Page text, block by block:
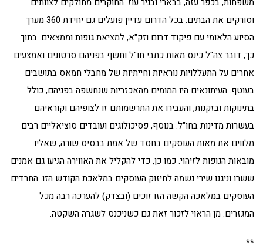
וסורקים את הבתים. בכל הדרום עדיין פועלים גם יחידת 360 מערך
הסיוע הלאומי עם פיקוד דרום וזק"א, למציאת גופות וממצאים. בתוך
כך, דובר צה"ל כינס מאות כתבי חו"ל וחשף בפניהם סרטונים ואמצעים
אחרים על התעללויות נוראיות וחייתיות של מחבלי חמאס בתושבים
בעוטף. העיתונאים היו המומים מהאכזריות שנחשפה בפניהם, כולל
בתינוקות ובזקנות, והעבירו את התרשמותם זו לצופיהם וקוראיהם
בעשרות מדינות בחו"ל. בנוסף, פסיכולוגים ועובדים סוציאליים רבים
מלווים את מאות העוסקים בחסד של אמת בבסיס שורה, שאליו
מובאות הגופות לזיהוי. כמו כן, כדי להקליל את האווירה הגיעו גם אמנים
ששרו וניגנו שירי נשמה לחיזוק העוסקים במלאכת הקודש הזו. החרדים
העוסקים במלאכה הקשה הזו זוכים (ובצדק) להערכה רבה מכל
המגזרים. מן הראוי לזכור זאת גם כשניכנס לשגרה השקטה.
**